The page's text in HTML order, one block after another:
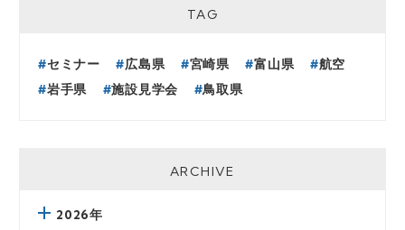
TAG
セミナー 広島県 宮崎県 富山県
航空
岩手県
施設見学会 鳥取県
ARCHIVE
2026年